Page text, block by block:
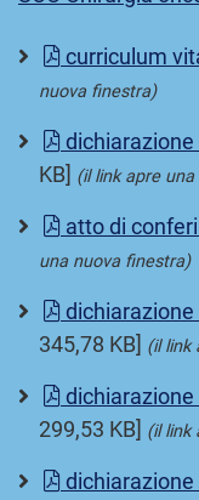
curriculum
nuova finestra)
KB] (il link apre
atto di
una nuova finestra)
345,78 KB] (il link
299,53 KB] (il link